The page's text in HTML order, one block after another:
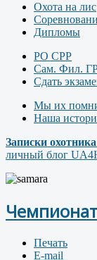
Охота на лис
Дипломы
РО СРР
Сам. Фил.
Сдать
Мы их
Наша
Записки
личный блог
Печать
E-mail